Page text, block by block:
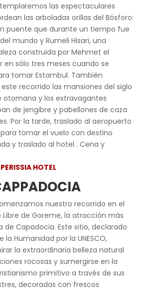
las espectaculares
las arboladas orillas del Bósforo:
puente que durante un tiempo fue
mundo y Rumeli Hisari, una
construida por Mehmet el
en sólo tres meses cuando se
tomar Estambul. También
recorrido las mansiones del siglo
otomana y los extravagantes
de jengibre y pabellones de caza
Por la tarde, traslado al aeropuerto
tomar el vuelo con destino
y traslado al hotel . Cena y
PERISSIA HOTEL
nuestro recorrido en el
Libre de Goreme, la atracción más
Capadocia. Este sitio, declarado
la Humanidad por la UNESCO,
la extraordinaria belleza natural
rocosas y sumergirse en la
primitivo a través de sus
decoradas con frescos